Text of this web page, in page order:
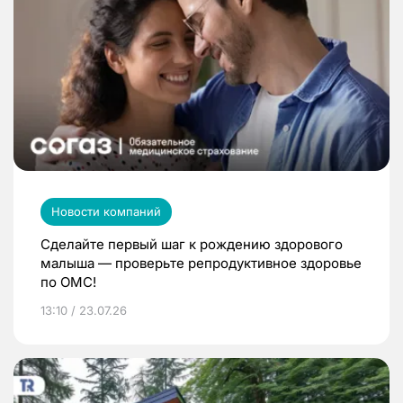
Новости компаний
Сделайте первый шаг к рождению здорового
малыша — проверьте репродуктивное здоровье
по ОМС!
13:10 / 23.07.26